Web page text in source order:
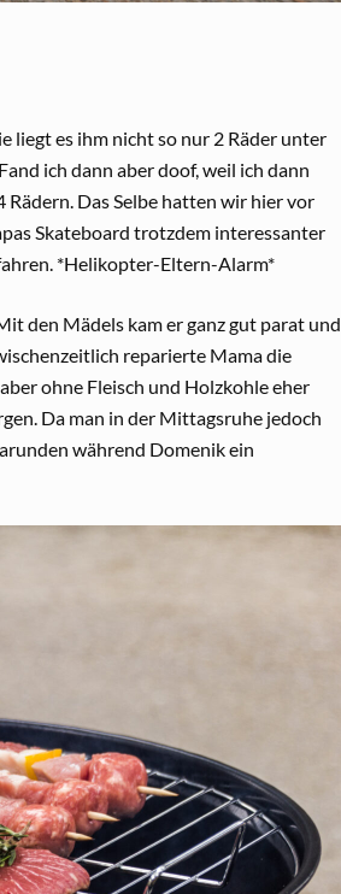
liegt es ihm nicht so nur 2 Räder unter
ich dann aber doof, weil ich dann
Das Selbe hatten wir hier vor
Skateboard trotzdem interessanter
*Helikopter-Eltern-Alarm*
den Mädels kam er ganz gut parat und
reparierte Mama die
ohne Fleisch und Holzkohle eher
Da man in der Mittagsruhe jedoch
während Domenik ein